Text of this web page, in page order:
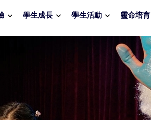
學生成長 學生活動 靈命培育